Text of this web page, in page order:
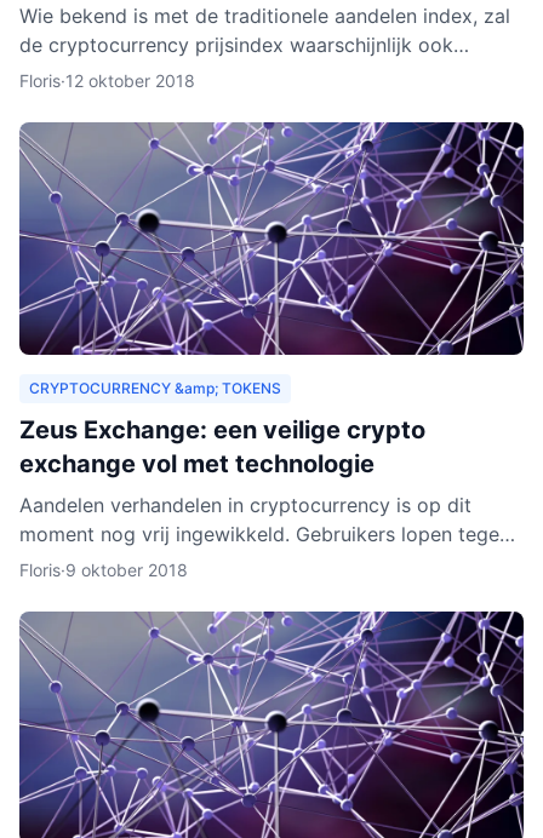
Wie bekend is met de traditionele aandelen index, zal
de cryptocurrency prijsindex waarschijnlijk ook
interessant vinden. In dit artikel behandelen we hoe
Floris·12 oktober 2018
CRYPTOCURRENCY &amp; TOKENS
Zeus Exchange: een veilige crypto
exchange vol met technologie
Aandelen verhandelen in cryptocurrency is op dit
moment nog vrij ingewikkeld. Gebruikers lopen tegen
drempels aan. Er gelden bijvoorbeeld strenge regels,
Floris·9 oktober 2018